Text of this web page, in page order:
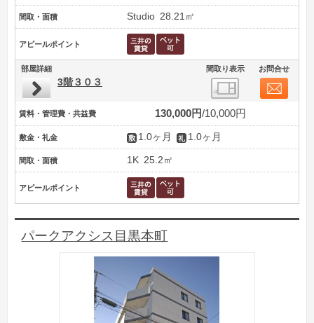
間取・面積 Studio 28.21㎡
アピールポイント
部屋詳細 間取り表示 お問合せ
3階３０３
賃料・管理費・共益費 130,000円 10,000円
敷金・礼金 1.0ヶ月 1.0ヶ月
間取・面積 1K 25.2㎡
アピールポイント
パークアクシス目黒本町